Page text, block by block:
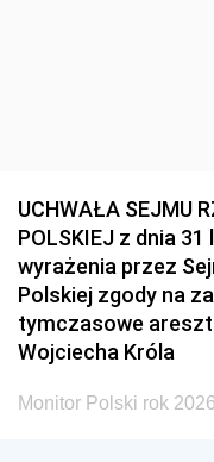
UCHWAŁA SEJMU
POLSKIEJ z dnia
wyrażenia przez
Polskiej zgody na
tymczasowe
Wojciecha Króla
Monitor Polski rok